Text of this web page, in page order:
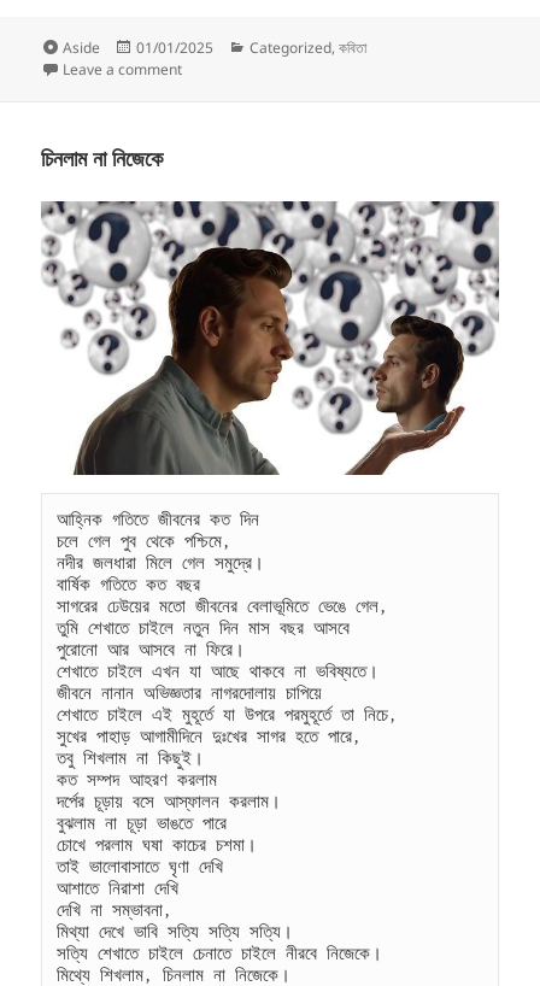
e
o
o
k
d
n
l re
Format
Aside
Posted
on
01/01/2025 Categories
Categorized,কবিতা
Leave a commenton কেন
চিনলাম না নিজেকে
আহ্নিক গতিতে জীবনের কত দিন
চলে গেল পুব থেকে পশ্চিমে,
নদীর জলধারা মিলে গেল সমুদ্রে।
বার্ষিক গতিতে কত বছর
সাগরের ঢেউয়ের মতো জীবনের বেলাভূমিতে ভেঙে গেল,
তুমি শেখাতে চাইলে নতুন দিন মাস বছর আসবে
পুরোনো আর আসবে না ফিরে।
শেখাতে চাইলে এখন যা আছে থাকবে না ভবিষ্যতে।
জীবনে নানান অভিজ্ঞতার নাগরদোলায় চাপিয়ে
শেখাতে চাইলে এই মুহূর্তে যা উপরে পরমুহূর্তে তা নিচে,
সুখের পাহাড় আগামীদিনে দুঃখের সাগর হতে পারে,
তবু শিখলাম না কিছুই।
কত সম্পদ আহরণ করলাম
দর্পের চূড়ায় বসে আস্ফালন করলাম।
বুঝলাম না চূড়া ভাঙতে পারে
চোখে পরলাম ঘষা কাচের চশমা।
তাই ভালোবাসাতে ঘৃণা দেখি
আশাতে নিরাশা দেখি
দেখি না সম্ভাবনা,
মিথ্যা দেখে ভাবি সত্যি সত্যি সত্যি।
সত্যি শেখাতে চাইলে চেনাতে চাইলে নীরবে নিজেকে।
মিথ্যে শিখলাম, চিনলাম না নিজেকে।